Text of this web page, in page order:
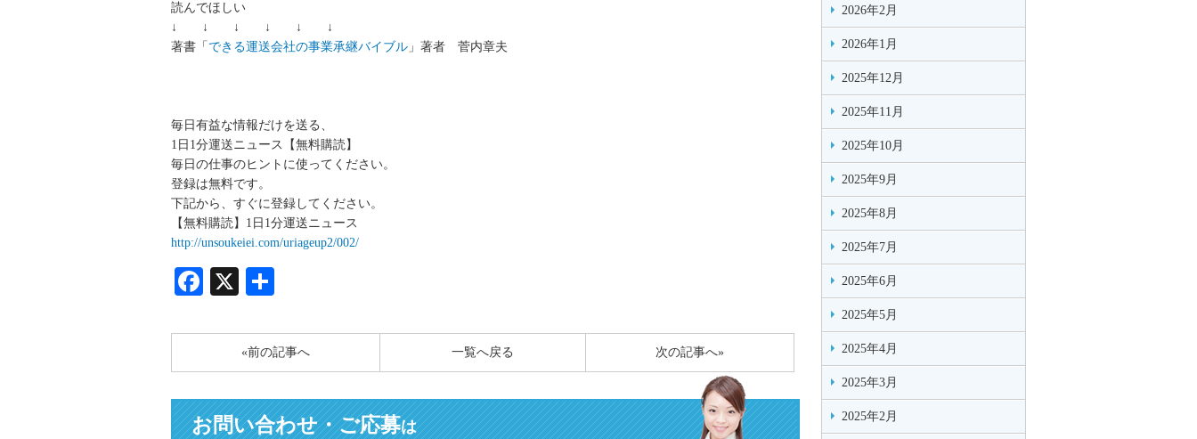
読んでほしい
↓ ↓ ↓ ↓ ↓ ↓
著書「 できる運送会社の事業承継バイブル 」著者 菅内章夫
毎日有益な情報だけを送る、
1日1分運送ニュース【無料購読】
毎日の仕事のヒントに使ってください。
登録は無料です。
下記から、すぐに登録してください。
【無料購読】1日1分運送ニュース
http://unsoukeiei.com/uriageup2/002/
Facebook
X
«前の記事へ 次の記事へ»
一覧へ戻る
お問い合わせ・ご応募は
2026年2月
2026年1月
2025年12月
2025年11月
2025年10月
2025年9月
2025年8月
2025年7月
2025年6月
2025年5月
2025年4月
2025年3月
2025年2月